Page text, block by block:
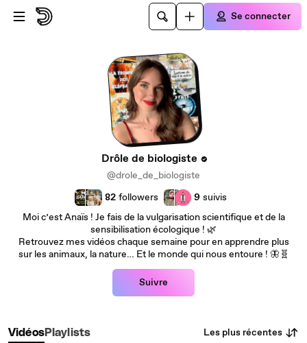
Passer au contenu principal
Se connecter
Drôle de biologiste
@drole_de_biologiste
82 followers 9 suivis
Moi c’est Anaïs ! Je fais de la vulgarisation scientifique et de la
sensibilisation écologique ! 🌿
Retrouvez mes vidéos chaque semaine pour en apprendre plus
sur les animaux, la nature… Et le monde qui nous entoure ! 🦋🧬
Suivre
VidéosPlaylists Les plus récentes